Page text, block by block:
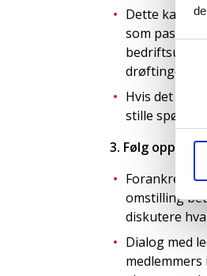
Dette kan se
som passer
drøftinger
Hvis det er
stille
3. Følg opp
Forankre
omstilling
diskutere
Dialog med